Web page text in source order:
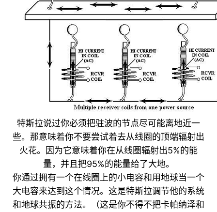
特斯拉说过你必须把驻波的节点尽可能离地近一
些。那意味着你不要尝试着去从线圈的顶端辐射出
火花。因为它意味着你在从线圈辐射出5%的能
量，并且把95%的能量给了大地。
你通过拥有一个在线圈上的小电容和用地球当一个
大电容来达到这个情况。这是特斯拉调节他的系统
和地球共振的方法。（这是你不得不把卡帕纳泽和